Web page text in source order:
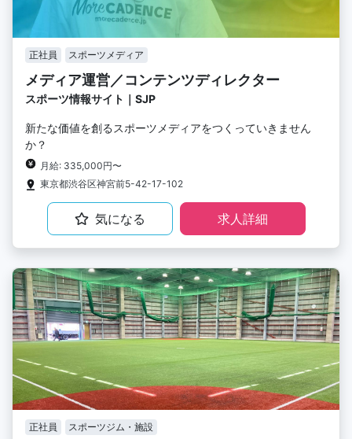
正社員 スポーツメディア
メディア運営／コンテンツディレクター
スポーツ情報サイト｜SJP
新たな価値を創るスポーツメディアをつくっていきません
か？
月給: 335,000円〜
東京都渋谷区神宮前5-42-17-102
気になる 求人詳細
正社員 スポーツジム・施設